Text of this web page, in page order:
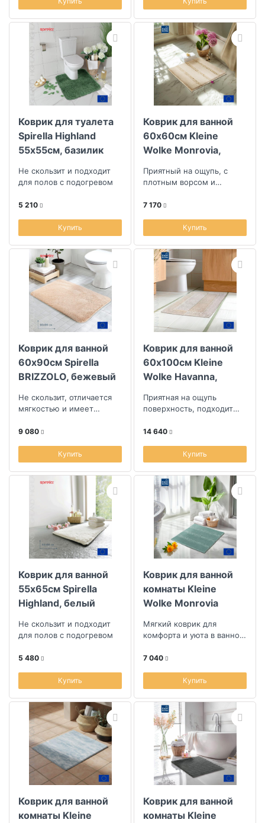
Коврик для туалета
Spirella Highland
55х55см, базилик
Не скользит и подходит
для полов с подогревом
5 210
Купить
Коврик для ванной
60x60см Kleine
Wolke Monrovia,
Приятный на ощупь, с
плотным ворсом и
покрытием
7 170
Купить
Коврик для ванной
60x90см Spirella
BRIZZOLO, бежевый
Не скользит, отличается
мягкостью и имеет
9 080
Купить
Коврик для ванной
60x100см Kleine
Wolke Havanna,
Приятная на ощупь
поверхность, подходит
практичный и
14 640
Купить
Коврик для ванной
55x65см Spirella
Highland, белый
Не скользит и подходит
для полов с подогревом
5 480
Купить
Коврик для ванной
комнаты Kleine
Wolke Monrovia
Мягкий коврик для
комфорта и уюта в ванной
7 040
Купить
Коврик для ванной
комнаты Kleine
Коврик для ванной
комнаты Kleine